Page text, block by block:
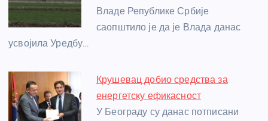
Владе Републике Србије
саопштило је да је Влада данас
усвојила Уредбу…
Крушевац добио средства за
енергетску ефикасност
У Београду су данас потписани